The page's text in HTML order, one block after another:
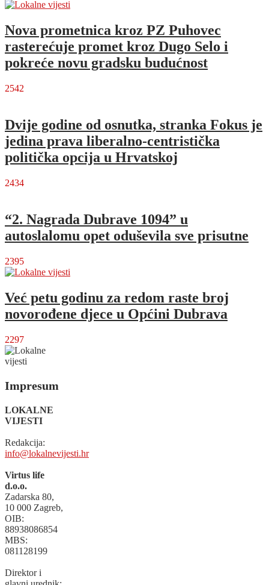
Nova prometnica kroz PZ Puhovec
rasterećuje promet kroz Dugo Selo i
pokreće novu gradsku budućnost
2542
Dvije godine od osnutka, stranka Fokus je
jedina prava liberalno-centristička
politička opcija u Hrvatskoj
2434
“2. Nagrada Dubrave 1094” u
autoslalomu opet oduševila sve prisutne
2395
Već petu godinu za redom raste broj
novorođene djece u Općini Dubrava
2297
Impresum
LOKALNE
VIJESTI
Redakcija:
info@lokalnevijesti.hr
Virtus life
d.o.o.
Zadarska 80,
10 000 Zagreb,
OIB:
88938086854
MBS:
081128199
Direktor i